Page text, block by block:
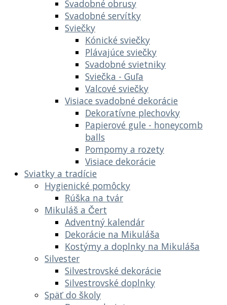
Svadobné obrusy
Svadobné servítky
Sviečky
Kónické sviečky
Plávajúce sviečky
Svadobné svietniky
Sviečka - Guľa
Valcové sviečky
Visiace svadobné dekorácie
Dekoratívne plechovky
Papierové gule - honeycomb
balls
Pompomy a rozety
Visiace dekorácie
Sviatky a tradície
Hygienické pomôcky
Rúška na tvár
Mikuláš a Čert
Adventný kalendár
Dekorácie na Mikuláša
Kostýmy a doplnky na Mikuláša
Silvester
Silvestrovské dekorácie
Silvestrovské doplnky
Späť do školy